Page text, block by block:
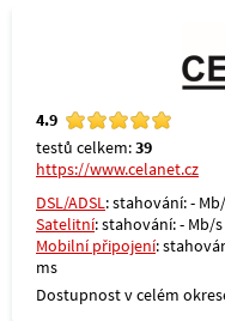
4.9
testů celkem:39
https://www.celanet.cz
DSL/ADSL: stahování: -
Satelitní: stahování: - Mb/
Mobilní připojení:
ms
Dostupnost v celém